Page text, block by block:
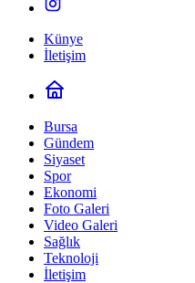
Künye
İletişim
Bursa
Gündem
Siyaset
Spor
Ekonomi
Foto Galeri
Video Galeri
Sağlık
Teknoloji
İletişim